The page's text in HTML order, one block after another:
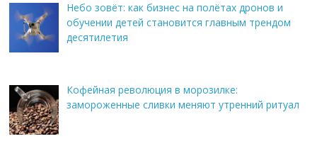
Небо зовёт: как бизнес на полётах дронов и
обучении детей становится главным трендом
десятилетия
Кофейная революция в морозилке:
замороженные сливки меняют утренний ритуал